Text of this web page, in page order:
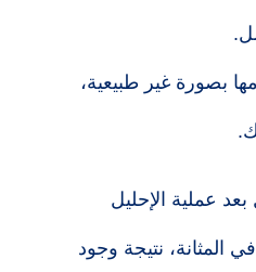
بصورة غير طبيعية،
عملية الإحليل
المثانة، نتيجة وجود